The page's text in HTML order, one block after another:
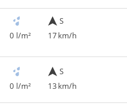
0 l/m²
S
17 km/h
0 l/m²
S
13 km/h